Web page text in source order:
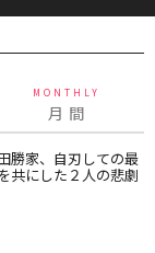
MONTHLY
月 間
勝家、自刃しての最
共にした２人の悲劇